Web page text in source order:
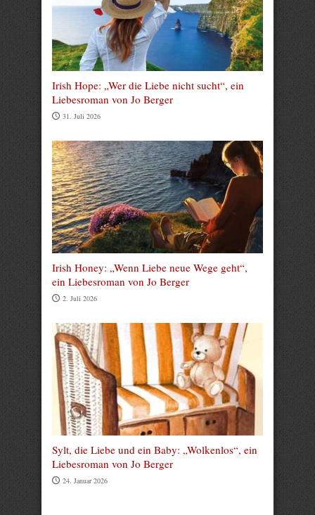
Irish Hope: „Wer die Liebe nicht sucht“, ein
Liebesroman von Jo Berger
31. Juli 2026
Irish Honey: „Wenn Liebe neue Wege geht“,
ein Liebesroman von Jo Berger
2. Juli 2026
Sylt, die Liebe und ein Baby: „Wolkenlos“, ein
Liebesroman von Jo Berger
24. Januar 2026